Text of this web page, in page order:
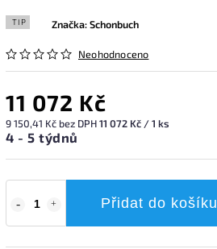
TIP
Neohodnoceno
Značka:Schonbuch
11 072 Kč
9 150,41 Kč bez DPH11 072 Kč / 1 ks
4 - 5 týdnů
Přidat do košíku